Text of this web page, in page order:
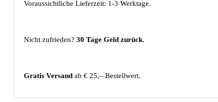
Voraussichtliche Lieferzeit: 1-3 Werktage.
Nicht zufrieden? 30 Tage Geld zurück.
Gratis Versand ab € 25,– Bestellwert.